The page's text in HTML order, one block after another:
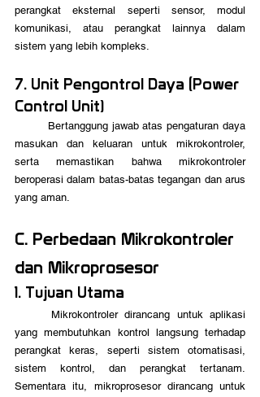
perangkat eksternal seperti sensor, modul
komunikasi, atau perangkat lainnya dalam
sistem yang lebih kompleks.
7. Unit Pengontrol Daya (Power
Control Unit)
masukan dan keluaran untuk mikrokontroler,
serta memastikan bahwa mikrokontroler
beroperasi dalam batas-batas tegangan dan arus
yang aman.
C. Perbedaan Mikrokontroler
dan Mikroprosesor
1. Tujuan Utama
yang membutuhkan kontrol langsung terhadap
perangkat keras, seperti sistem otomatisasi,
sistem kontrol, dan perangkat tertanam.
Sementara itu, mikroprosesor dirancang untuk